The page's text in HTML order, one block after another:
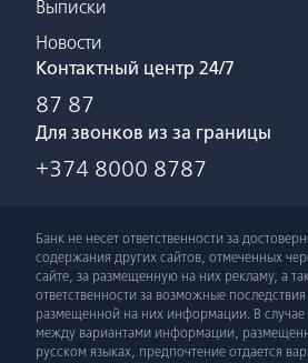
Выписки
Новости
Контактный центр 24/7
87 87
Для звонков из за границы
+374 8000 8787
Банк не несет ответственности за
содержания других сайтов, отмеченных
сайте, за размещенную на них рекламу, а
ответственности за возможные
размещенной на них информации. В случае
между вариантами информации,
русском языках, предпочтение отдается